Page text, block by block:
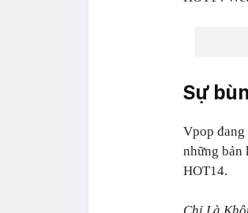
Sự
Vpop
những
HOT14.
Chỉ Là